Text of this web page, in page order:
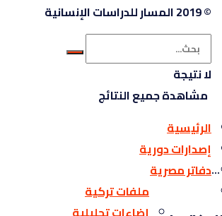
© 2019 المسار للدراسات الإنسانية
لا نتيجة
مشاهدة جميع النتائج
الرئيسية
إصدارات دورية
دفاتر مصرية
ملفات تركية